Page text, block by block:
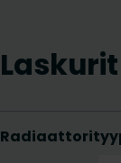
Laskurit